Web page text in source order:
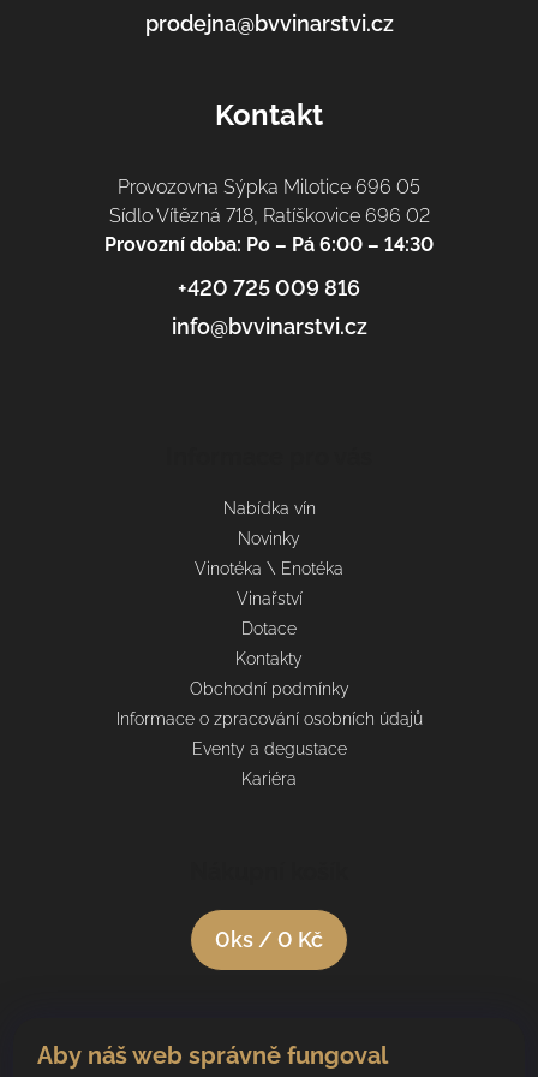
Aby náš web správně fungoval
prodejna@bvvinarstvi.cz
Kontakt
Provozovna Sýpka Milotice 696 05
Sídlo Vítězná 718, Ratíškovice 696 02
Provozní doba: Po – Pá 6:00 – 14:30
+420 725 009 816
info@bvvinarstvi.cz
Nabídka vín
Novinky
Vinotéka \ Enotéka
Vinařství
Dotace
Kontakty
Obchodní podmínky
Informace o zpracování osobních údajů
Eventy a degustace
Kariéra
0ks /0 Kč